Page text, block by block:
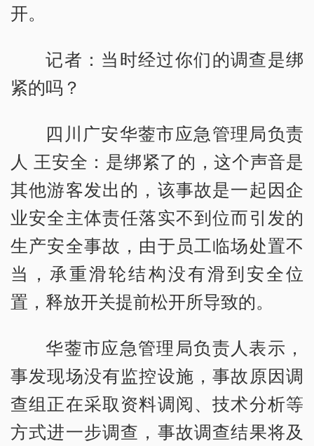
开。
记者：当时经过你们的调查是绑
紧的吗？
四川广安华蓥市应急管理局负责
人 王安全：是绑紧了的，这个声音是
其他游客发出的，该事故是一起因企
业安全主体责任落实不到位而引发的
生产安全事故，由于员工临场处置不
当，承重滑轮结构没有滑到安全位
置，释放开关提前松开所导致的。
华蓥市应急管理局负责人表示，
事发现场没有监控设施，事故原因调
查组正在采取资料调阅、技术分析等
方式进一步调查，事故调查结果将及